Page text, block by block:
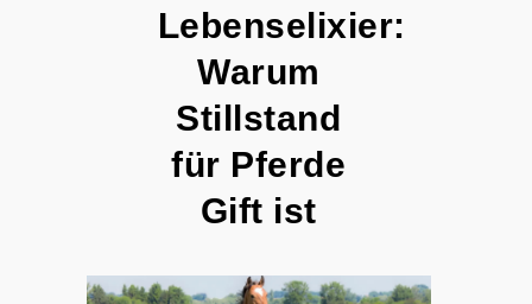
Lebenselixier:
Warum
Stillstand
für Pferde
Gift ist